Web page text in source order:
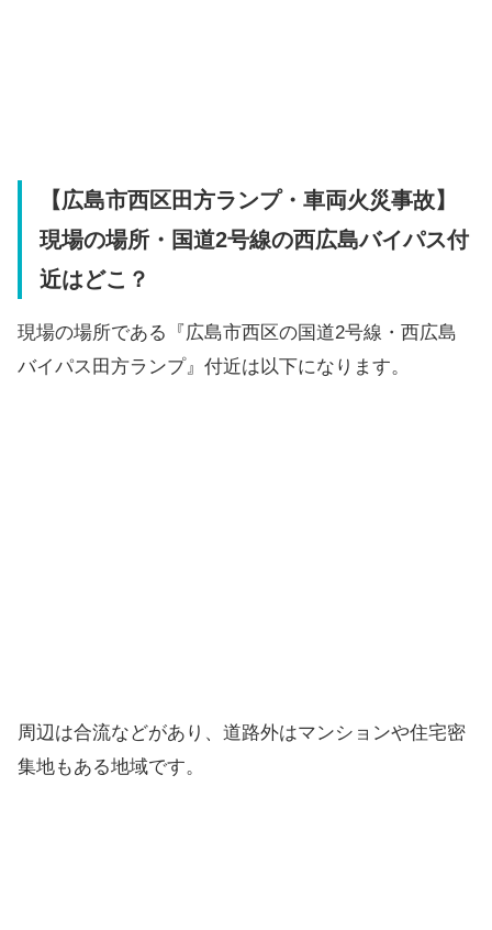
【広島市西区田方ランプ・車両火災事故】
現場の場所・国道2号線の西広島バイパス付
近はどこ？
現場の場所である『広島市西区の国道2号線・西広島
バイパス田方ランプ』付近は以下になります。
周辺は合流などがあり、道路外はマンションや住宅密
集地もある地域です。